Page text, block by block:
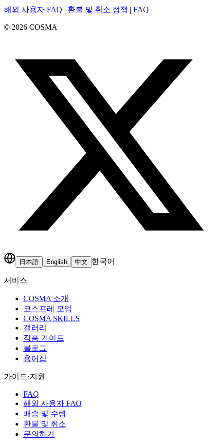
해외 사용자 FAQ | 환불 및 취소 정책 | FAQ
© 2026 COSMA
日本語 English 中文 한국어
서비스
COSMA 소개
코스프레 모임
COSMA SKILLS
갤러리
작품 가이드
블로그
용어집
가이드·지원
FAQ
해외 사용자 FAQ
배송 및 수령
환불 및 취소
문의하기